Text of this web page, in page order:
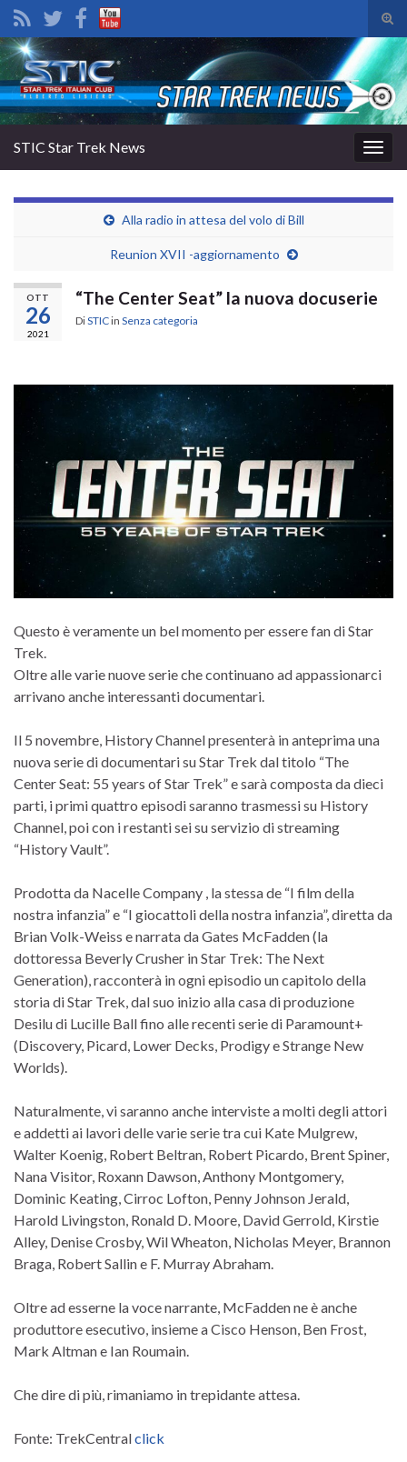
il
di
Search for:
la
STIC Star Trek News
Alla radio in attesa del volo di Bill
Reunion XVII -aggiornamento
OTT
26
2021
“The Center Seat” la nuova docuserie
DiSTICin Senza categoria
Questo è veramente un bel momento per essere fan di Star
Trek.
Oltre alle varie nuove serie che continuano ad appassionarci
arrivano anche interessanti documentari.
Il 5 novembre, History Channel presenterà in anteprima una
nuova serie di documentari su Star Trek dal titolo “The
Center Seat: 55 years of Star Trek” e sarà composta da dieci
parti, i primi quattro episodi saranno trasmessi su History
Channel, poi con i restanti sei su servizio di streaming
“History Vault”.
Prodotta da Nacelle Company , la stessa de “I film della
nostra infanzia” e “I giocattoli della nostra infanzia”, diretta da
Brian Volk-Weiss e narrata da Gates McFadden (la
dottoressa Beverly Crusher in Star Trek: The Next
Generation), racconterà in ogni episodio un capitolo della
storia di Star Trek, dal suo inizio alla casa di produzione
Desilu di Lucille Ball fino alle recenti serie di Paramount+
(Discovery, Picard, Lower Decks, Prodigy e Strange New
Worlds).
Naturalmente, vi saranno anche interviste a molti degli attori
e addetti ai lavori delle varie serie tra cui Kate Mulgrew,
Walter Koenig, Robert Beltran, Robert Picardo, Brent Spiner,
Nana Visitor, Roxann Dawson, Anthony Montgomery,
Dominic Keating, Cirroc Lofton, Penny Johnson Jerald,
Harold Livingston, Ronald D. Moore, David Gerrold, Kirstie
Alley, Denise Crosby, Wil Wheaton, Nicholas Meyer, Brannon
Braga, Robert Sallin e F. Murray Abraham.
Oltre ad esserne la voce narrante, McFadden ne è anche
produttore esecutivo, insieme a Cisco Henson, Ben Frost,
Mark Altman e Ian Roumain.
Che dire di più, rimaniamo in trepidante attesa.
Fonte: TrekCentralclick